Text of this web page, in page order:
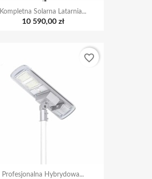
Kompletna Solarna Latarnia...
10 590,00 zł
Profesjonalna Hybrydowa...
favorite_border